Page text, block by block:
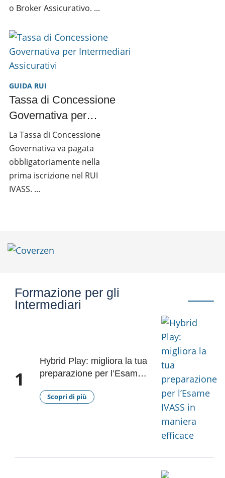
o Broker Assicurativo. ...
GUIDA RUI
Tassa di Concessione
Governativa per
Intermediari
Assicurativi
La Tassa di Concessione
Governativa va pagata
obbligatoriamente nella
prima iscrizione nel RUI
IVASS. ...
Formazione per gli
Intermediari
1
Hybrid Play: migliora la tua
preparazione per l’Esame
Scopri di più